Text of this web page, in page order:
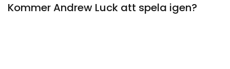
Kommer Andrew Luck att spela igen?